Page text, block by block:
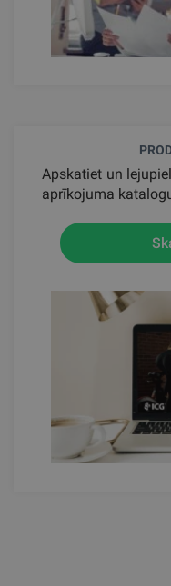
Apskatiet un
aprīkojuma